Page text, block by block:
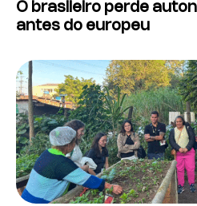
O brasileiro perde
antes do europeu